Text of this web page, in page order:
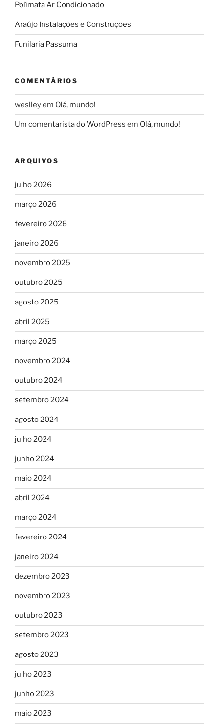
Polímata Ar Condicionado
Araújo Instalações e Construções
Funilaria Passuma
COMENTÁRIOS
weslleyem Olá, mundo!
Um comentarista do WordPress em Olá, mundo!
ARQUIVOS
julho 2026
março 2026
fevereiro 2026
janeiro 2026
novembro 2025
outubro 2025
agosto 2025
abril 2025
março 2025
novembro 2024
outubro 2024
setembro 2024
agosto 2024
julho 2024
junho 2024
maio 2024
abril 2024
março 2024
fevereiro 2024
janeiro 2024
dezembro 2023
novembro 2023
outubro 2023
setembro 2023
agosto 2023
julho 2023
junho 2023
maio 2023